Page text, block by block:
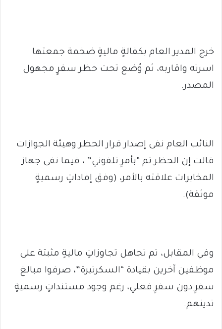
خرج المدير العام بكفالةٍ ماليةٍ ضخمة جمعتها
اسرته واقاربه، ثم وُضع تحت حظر سفرٍ مجهول
المصدر.
النائب العام نفى إصدار قرار الحظر وهيئة الجوازات
قالت إن الحظر تم “بأمرٍ تلفوني” ، فيما نفى جهاز
المخابرات علاقته بالأمر، (وفق إفاداتٍ رسميةٍ
موثقة).
وفي المقابل، تم تجاهل تجاوزاتٍ ماليةٍ مثبتة على
موظفين آخرين بقيادة “السكرتيرة”، صرفوا مبالغ
سفرٍ دون سفرٍ فعلي، رغم وجود مستنداتٍ رسميةٍ
تدينهم.